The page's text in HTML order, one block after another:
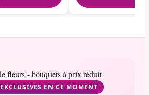
EN CE MOMENT